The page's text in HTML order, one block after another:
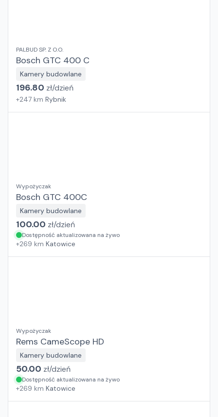
PALBUD SP. Z O.O.
Bosch GTC 400 C
Kamery budowlane
196.80 zł/dzień
+247 km Rybnik
Wypożyczak
Bosch GTC 400C
Kamery budowlane
100.00 zł/dzień
Dostępność aktualizowana na żywo
+269 km Katowice
Wypożyczak
Rems CameScope HD
Kamery budowlane
50.00 zł/dzień
Dostępność aktualizowana na żywo
+269 km Katowice